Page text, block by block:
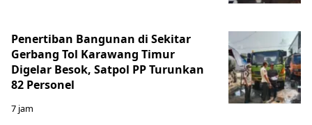
Penertiban Bangunan di Sekitar
Gerbang Tol Karawang Timur
Digelar Besok, Satpol PP Turunkan
82 Personel
7 jam